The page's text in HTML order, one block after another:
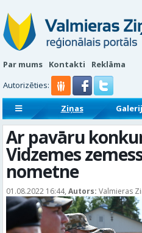
Par mums Kontakti
Reklāma
Autorizēties:
Ziņas
Sludinājumi
Reklāmraksti
Ar pavāru
Vidzemes
nometne
01.08.2022 16:44, Autors: Valmieras